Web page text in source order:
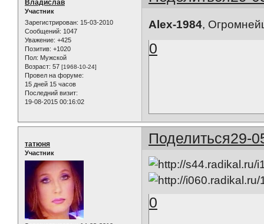
Владислав
Участник
Зарегистрирован: 15-03-2010
Сообщений: 1047
Уважение: +425
Позитив: +1020
Пол: Мужской
Возраст: 57 [1968-10-24]
Провел на форуме:
15 дней 15 часов
Последний визит:
19-08-2015 00:16:02
Alex-1984,
0
Поделиться29-
татюня
Участник
0